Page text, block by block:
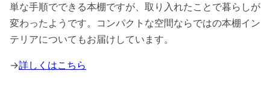
単な手順でできる本棚ですが、取り入れたことで暮らしが
変わったようです。コンパクトな空間ならではの本棚イン
テリアについてもお届けしています。
→詳しくはこちら